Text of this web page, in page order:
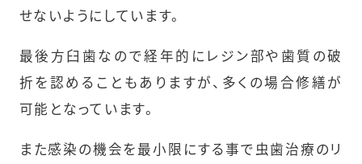
せないようにしています。
最後方臼歯なので経年的にレジン部や歯質の破
折を認めることもありますが、多くの場合修繕が
可能となっています。
また感染の機会を最小限にする事で虫歯治療のリ